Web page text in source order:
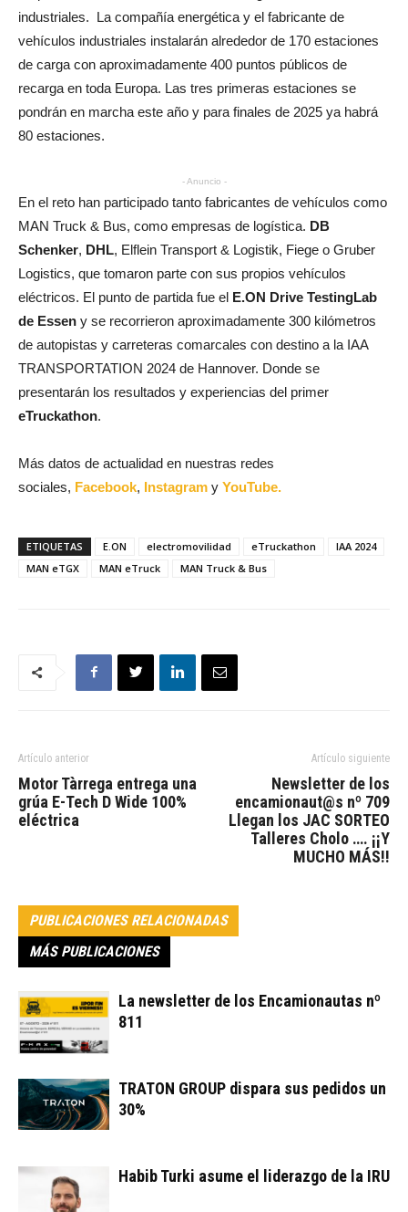
industriales. La compañía energética y el fabricante de
vehículos industriales instalarán alrededor de 170 estaciones
de carga con aproximadamente 400 puntos públicos de
recarga en toda Europa. Las tres primeras estaciones se
pondrán en marcha este año y para finales de 2025 ya habrá
80 estaciones.
- Anuncio -
En el reto han participado tanto fabricantes de vehículos como
MAN Truck & Bus, como empresas de logística. DB
Schenker, DHL, Elflein Transport & Logistik, Fiege o Gruber
Logistics, que tomaron parte con sus propios vehículos
eléctricos. El punto de partida fue el E.ON Drive TestingLab
de Essen y se recorrieron aproximadamente 300 kilómetros
de autopistas y carreteras comarcales con destino a la IAA
TRANSPORTATION 2024 de Hannover. Donde se
presentarán los resultados y experiencias del primer
eTruckathon.
Más datos de actualidad en nuestras redes
sociales, Facebook, Instagram y YouTube.
ETIQUETAS E.ON electromovilidad eTruckathon
IAA 2024
MAN eTGX
MAN eTruck MAN Truck & Bus
Artículo anterior
Motor Tàrrega entrega una
grúa E-Tech D Wide 100%
eléctrica
Artículo siguiente
Newsletter de los
encamionaut@s nº 709
Llegan los JAC SORTEO
Talleres Cholo …. ¡¡Y
MUCHO MÁS!!
PUBLICACIONES RELACIONADAS
MÁS PUBLICACIONES
La newsletter de los Encamionautas nº
811
TRATON GROUP dispara sus pedidos un
30%
Habib Turki asume el liderazgo de la IRU